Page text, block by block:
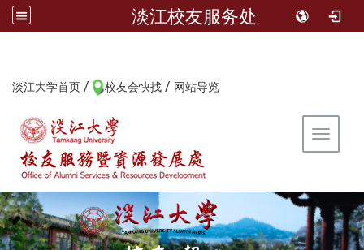
淡江校友服务处
淡江大学首页 / 校友会快找 / 网站导览
Toggle